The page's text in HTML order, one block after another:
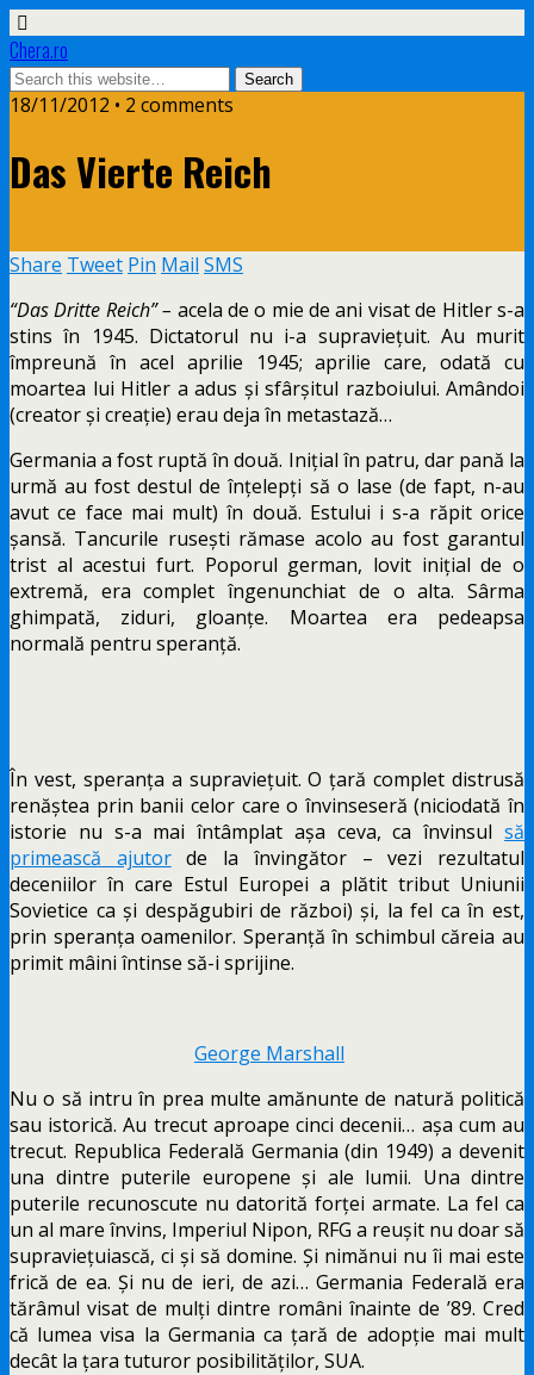
Chera.ro
18/11/2012 • 2 comments
Das Vierte Reich
Share Tweet Pin Mail SMS
“Das Dritte Reich” – acela de o mie de ani visat de Hitler s-a
stins în 1945. Dictatorul nu i-a supraviețuit. Au murit
împreună în acel aprilie 1945; aprilie care, odată cu
moartea lui Hitler a adus și sfârșitul razboiului. Amândoi
(creator și creație) erau deja în metastază…
Germania a fost ruptă în două. Inițial în patru, dar pană la
urmă au fost destul de înțelepți să o lase (de fapt, n-au
avut ce face mai mult) în două. Estului i s-a răpit orice
șansă. Tancurile rusești rămase acolo au fost garantul
trist al acestui furt. Poporul german, lovit inițial de o
extremă, era complet îngenunchiat de o alta. Sârma
ghimpată, ziduri, gloanțe. Moartea era pedeapsa
normală pentru speranță.
În vest, speranța a supraviețuit. O țară complet distrusă
renăștea prin banii celor care o învinseseră (niciodată în
istorie nu s-a mai întâmplat așa ceva, ca învinsul să
primească ajutorde la învingător – vezi rezultatul
deceniilor în care Estul Europei a plătit tribut Uniunii
Sovietice ca și despăgubiri de război) și, la fel ca în est,
prin speranța oamenilor. Speranță în schimbul căreia au
primit mâini întinse să-i sprijine.
George Marshall
Nu o să intru în prea multe amănunte de natură politică
sau istorică. Au trecut aproape cinci decenii… așa cum au
trecut. Republica Federală Germania (din 1949) a devenit
una dintre puterile europene și ale lumii. Una dintre
puterile recunoscute nu datorită forței armate. La fel ca
un al mare învins, Imperiul Nipon, RFG a reușit nu doar să
supraviețuiască, ci și să domine. Și nimănui nu îi mai este
frică de ea. Și nu de ieri, de azi… Germania Federală era
tărâmul visat de mulți dintre români înainte de ’89. Cred
că lumea visa la Germania ca țară de adopție mai mult
decât la țara tuturor posibilităților, SUA.